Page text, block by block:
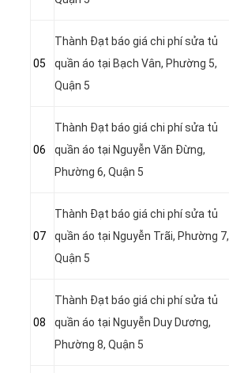
05
Thành Đạt báo giá chi phí sửa tủ
quần áo tại Bạch Vân, Phường 5,
Quận 5
06
Thành Đạt báo giá chi phí sửa tủ
quần áo tại Nguyễn Văn Đừng,
Phường 6, Quận 5
07
Thành Đạt báo giá chi phí sửa tủ
quần áo tại Nguyễn Trãi, Phường 7,
Quận 5
08
Thành Đạt báo giá chi phí sửa tủ
quần áo tại Nguyễn Duy Dương,
Phường 8, Quận 5